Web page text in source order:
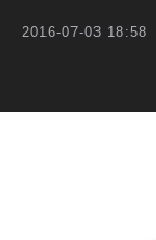
2016-07-03 18:58